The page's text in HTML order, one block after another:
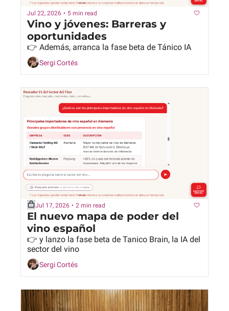
Jul 22, 2026 • 5 min read
Vino y jóvenes: Barreras y
oportunidades
👉 Además, arranca la fase beta de Tánico IA
Sergi Cortés
Jul 17, 2026 • 2 min read
El nuevo mapa de poder del
vino español
👉 y lanzo la fase beta de Tanico Brain, la IA del
sector del vino
Sergi Cortés